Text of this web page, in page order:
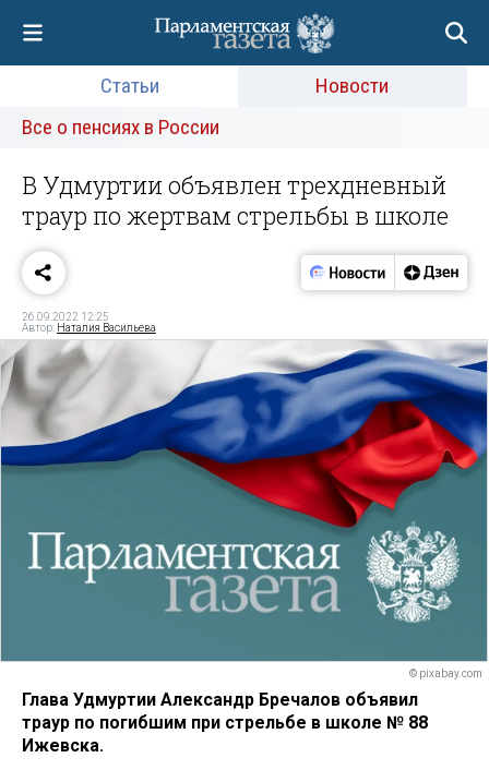
Статьи
Новости
Все о пенсиях в России
В Удмуртии объявлен трехдневный
траур по жертвам стрельбы в школе
26.09.2022 12:25
Автор: Наталия Васильева
© pixabay.com
Глава Удмуртии Александр Бречалов объявил
траур по погибшим при стрельбе в школе № 88
Ижевска.